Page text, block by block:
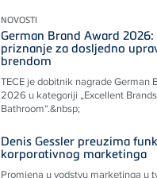
NOVOSTI
German Brand Award 2026:
priznanje za dosljedno
brendom
TECE je dobitnik nagrade German
2026 u kategoriji „Excellent
Bathroom“.&nbsp;
Denis Gessler preuzima
korporativnog marketinga
Promjena u vodstvu marketinga u